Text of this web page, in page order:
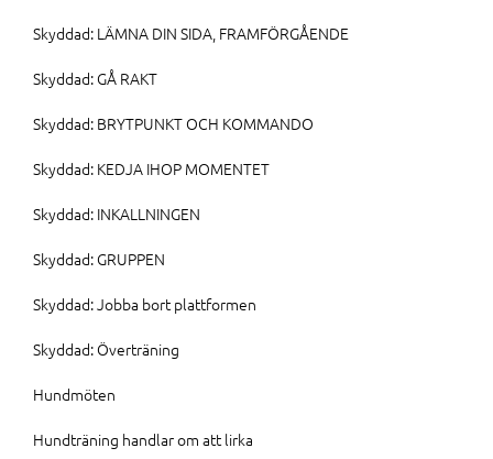
Skyddad: LÄMNA DIN SIDA, FRAMFÖRGÅENDE
Skyddad: GÅ RAKT
Skyddad: BRYTPUNKT OCH KOMMANDO
Skyddad: KEDJA IHOP MOMENTET
Skyddad: INKALLNINGEN
Skyddad: GRUPPEN
Skyddad: Jobba bort plattformen
Skyddad: Överträning
Hundmöten
Hundträning handlar om att lirka